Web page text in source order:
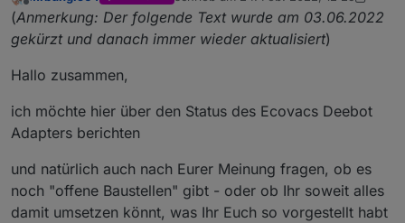
zuletzt editiert von mrbungle646. Feb.
(Anmerkung: Der folgende Text wurde am 03.06.2022
gekürzt und danach immer wieder aktualisiert)
Hallo zusammen,
ich möchte hier über den Status des Ecovacs Deebot
Adapters berichten
und natürlich auch nach Eurer Meinung fragen, ob es
noch "offene Baustellen" gibt - oder ob Ihr soweit alles
damit umsetzen könnt, was Ihr Euch so vorgestellt habt